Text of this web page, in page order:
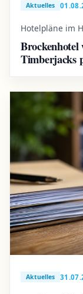
Aktuelles
Hotelpläne im
Timberjacks
Aktuelles